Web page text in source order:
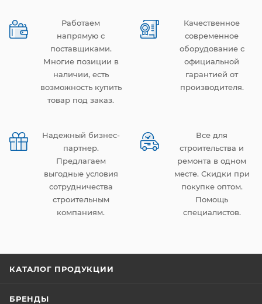
Работаем
напрямую с
поставщиками.
Многие позиции в
наличии, есть
возможность купить
товар под заказ.
Качественное
современное
оборудование с
официальной
гарантией от
производителя.
Надежный бизнес-
партнер.
Предлагаем
выгодные условия
сотрудничества
строительным
компаниям.
Все для
строительства и
ремонта в одном
месте. Скидки при
покупке оптом.
Помощь
специалистов.
КАТАЛОГ ПРОДУКЦИИ
БРЕНДЫ